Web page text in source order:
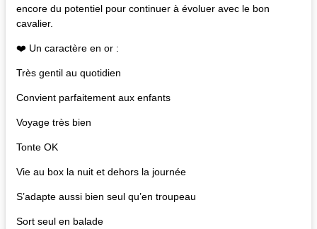
encore du potentiel pour continuer à évoluer avec le bon
cavalier.
❤️ Un caractère en or :
Très gentil au quotidien
Convient parfaitement aux enfants
Voyage très bien
Tonte OK
Vie au box la nuit et dehors la journée
S’adapte aussi bien seul qu’en troupeau
Sort seul en balade